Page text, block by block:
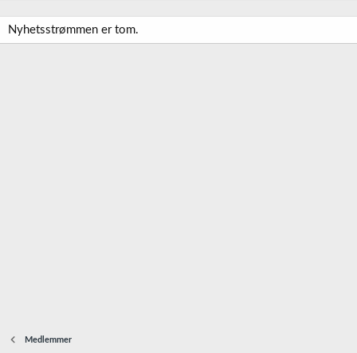
Nyhetsstrømmen er tom.
Medlemmer